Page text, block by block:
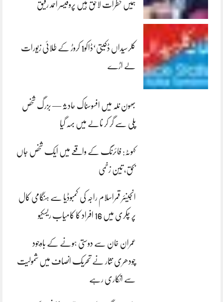
ہمیں خطرات لاحق ہیں پروفیسر احمد رفیق
کلرسیداں ڈکیتی‘ڈاکو1 کروڑ کے طلائی زیورات
لے اڑے
بھون نلہ میں افسوسناک حادثہ — بزرگ شخص
پلی سے گر کر نالے میں بہہ گیا
کہوٹہ: فائرنگ کے واقعے میں ایک شخص جاں
بحق، تین زخمی
انجینئر قمراسلام راجہ کی کمبوڈیا سے ہنگامی کال
پر چکری میں 16 افراد کا کامیاب ریسکیو
عمران خان سے دوستی ہونے کے باوجود
چودھری نثار نے تحریک انصاف میں شمولیت
سے انکاری رہے